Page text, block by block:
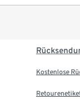
Kostenlose